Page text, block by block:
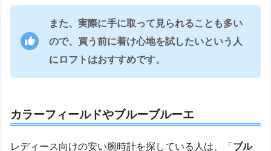
また、実際に手に取って見られることも多い
ので、買う前に着け心地を試したいという人
にロフトはおすすめです。
カラーフィールドやブルーブルーエ
レディース向けの安い腕時計を探している人は、「 ブル